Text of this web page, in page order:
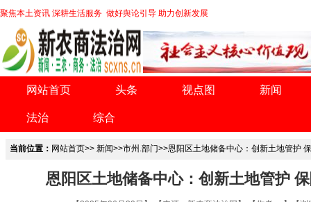
聚焦本土资讯 深耕生活服务 做好舆论引导 助力创新发展
网站首页 头条 视点图 新闻
法治 综合
当前位置： 网站首页>> 新闻>>市州.部门>>恩阳区土地储备中心：创新土地管护
恩阳区土地储备中心：创新土地管护